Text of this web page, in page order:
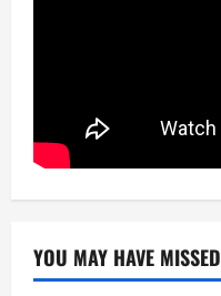
YOU MAY HAVE MISSED